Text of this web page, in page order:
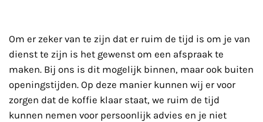
Om er zeker van te zijn dat er ruim de tijd is om je van
dienst te zijn is het gewenst om een afspraak te
maken. Bij ons is dit mogelijk binnen, maar ook buiten
openingstijden. Op deze manier kunnen wij er voor
zorgen dat de koffie klaar staat, we ruim de tijd
kunnen nemen voor persoonlijk advies en je niet